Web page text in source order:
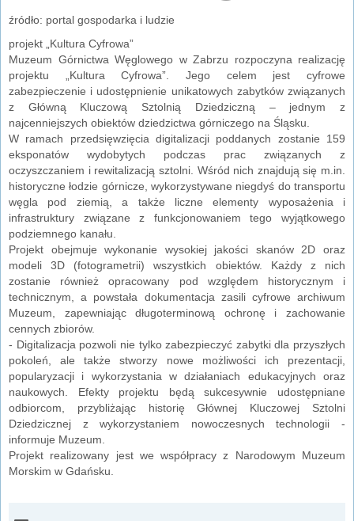
źródło: portal gospodarka i ludzie
projekt „Kultura Cyfrowa”
Muzeum Górnictwa Węglowego w Zabrzu rozpoczyna realizację
projektu „Kultura Cyfrowa”. Jego celem jest cyfrowe
zabezpieczenie i udostępnienie unikatowych zabytków związanych
z Główną Kluczową Sztolnią Dziedziczną – jednym z
najcenniejszych obiektów dziedzictwa górniczego na Śląsku.
W ramach przedsięwzięcia digitalizacji poddanych zostanie 159
eksponatów wydobytych podczas prac związanych z
oczyszczaniem i rewitalizacją sztolni. Wśród nich znajdują się m.in.
historyczne łodzie górnicze, wykorzystywane niegdyś do transportu
węgla pod ziemią, a także liczne elementy wyposażenia i
infrastruktury związane z funkcjonowaniem tego wyjątkowego
podziemnego kanału.
Projekt obejmuje wykonanie wysokiej jakości skanów 2D oraz
modeli 3D (fotogrametrii) wszystkich obiektów. Każdy z nich
zostanie również opracowany pod względem historycznym i
technicznym, a powstała dokumentacja zasili cyfrowe archiwum
Muzeum, zapewniając długoterminową ochronę i zachowanie
cennych zbiorów.
- Digitalizacja pozwoli nie tylko zabezpieczyć zabytki dla przyszłych
pokoleń, ale także stworzy nowe możliwości ich prezentacji,
popularyzacji i wykorzystania w działaniach edukacyjnych oraz
naukowych. Efekty projektu będą sukcesywnie udostępniane
odbiorcom, przybliżając historię Głównej Kluczowej Sztolni
Dziedzicznej z wykorzystaniem nowoczesnych technologii -
informuje Muzeum.
Projekt realizowany jest we współpracy z Narodowym Muzeum
Morskim w Gdańsku.